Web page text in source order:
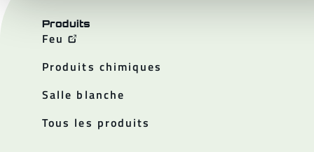
Produits
Feu
Produits chimiques
Salle blanche
Tous les produits